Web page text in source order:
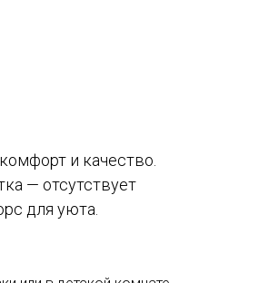
и качество.
— отсутствует
для уюта.